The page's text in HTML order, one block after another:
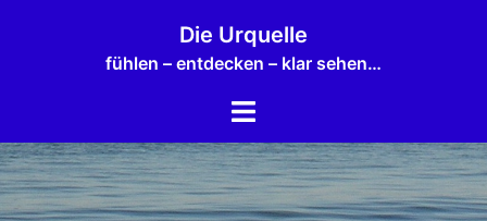
Die Urquelle
fühlen – entdecken – klar sehen…
Menü